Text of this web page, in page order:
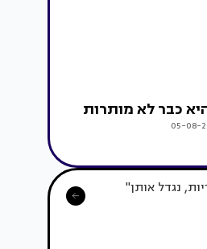
כבר לא מותרות
05-08-